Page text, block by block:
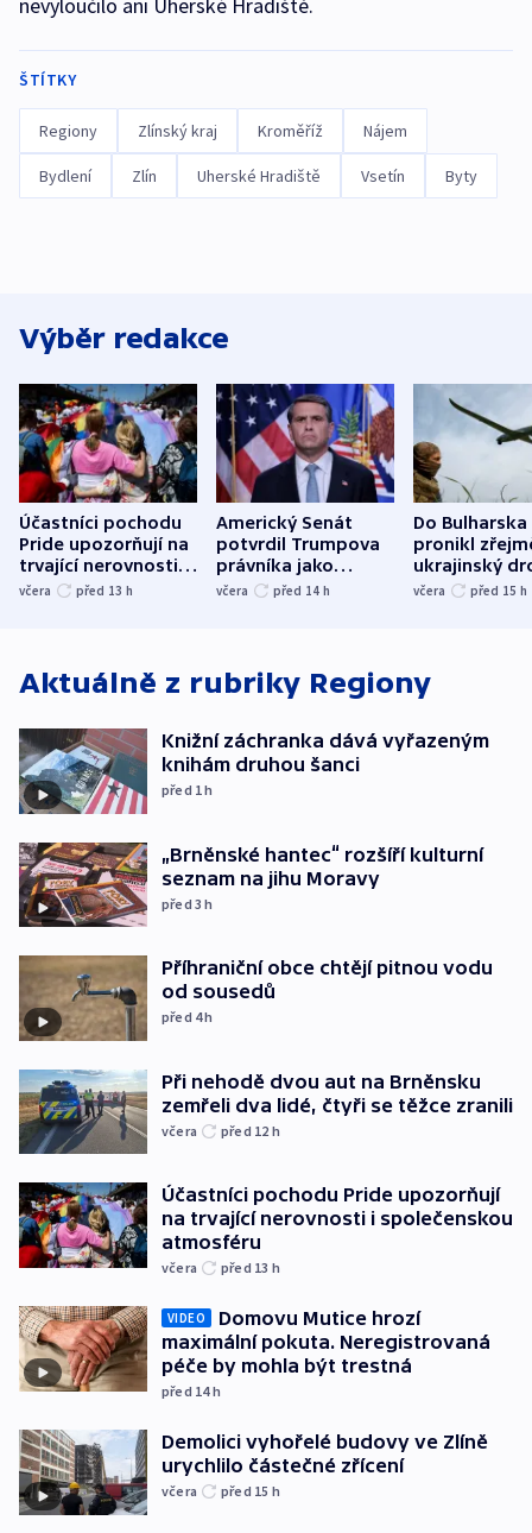
nevyloučilo ani Uherské Hradiště.
ŠTÍTKY
Regiony Zlínský kraj Kroměříž Nájem
Bydlení Zlín Uherské Hradiště Vsetín Byty
Výběr redakce
Účastníci pochodu
Pride upozorňují na
trvající nerovnosti i
společenskou
včera před 13 h
Americký Senát
potvrdil Trumpova
právníka jako
ministra
včera před 14 h
Do Bulharska
pronikl
ukrajinský
explodoval
včera před 15 h
Aktuálně z rubriky Regiony
Knižní záchranka dává vyřazeným
knihám druhou šanci
před 1h
„Brněnské hantec“ rozšíří kulturní
seznam na jihu Moravy
před 3h
Příhraniční obce chtějí pitnou vodu
od sousedů
před 4h
Při nehodě dvou aut na Brněnsku
zemřeli dva lidé, čtyři se těžce zranili
včera před 12 h
Účastníci pochodu Pride upozorňují
na trvající nerovnosti i společenskou
atmosféru
včera před 13 h
VIDEO
Domovu Mutice hrozí
maximální pokuta. Neregistrovaná
péče by mohla být trestná
před 14h
Demolici vyhořelé budovy ve Zlíně
urychlilo částečné zřícení
včera před 15 h